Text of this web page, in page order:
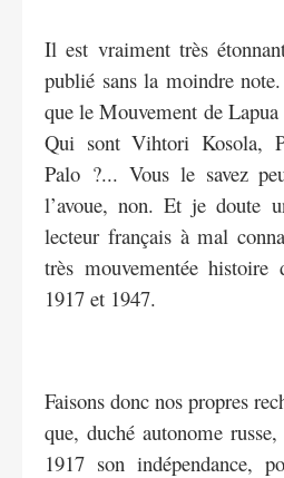
Il est vraiment très
publié sans la moindre
que le Mouvement de
Qui sont Vihtori Kosola,
Palo ?... Vous le savez
l’avoue, non. Et je doute
lecteur français à mal
très mouvementée
1917 et 1947.
Faisons donc nos propres
que, duché autonome
1917 son indépendance,